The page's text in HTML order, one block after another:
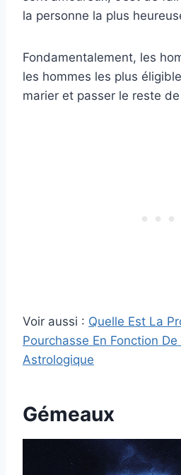
la personne la plus
Fondamentalement, les
les hommes les plus
marier et passer le reste
Voir aussi : Quelle Est La
Pourchasse En Fonction De
Astrologique
Gémeaux